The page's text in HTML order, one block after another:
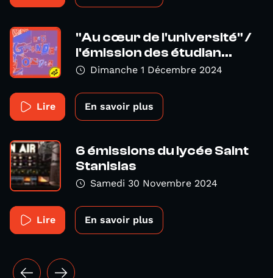
"Au cœur de l'université" /
l'émission des étudian...
Dimanche 1 Décembre 2024
Lire En savoir plus
6 émissions du lycée Saint
Stanislas
Samedi 30 Novembre 2024
Lire En savoir plus